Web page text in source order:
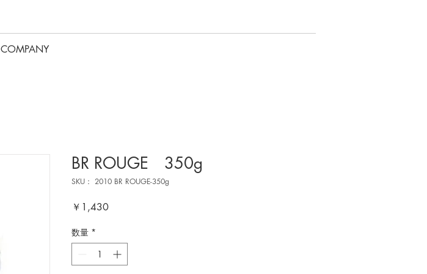
COMPANY
BR ROUGE 350g
SKU： 2010 BR ROUGE-350g
￥1,430価
数量 *